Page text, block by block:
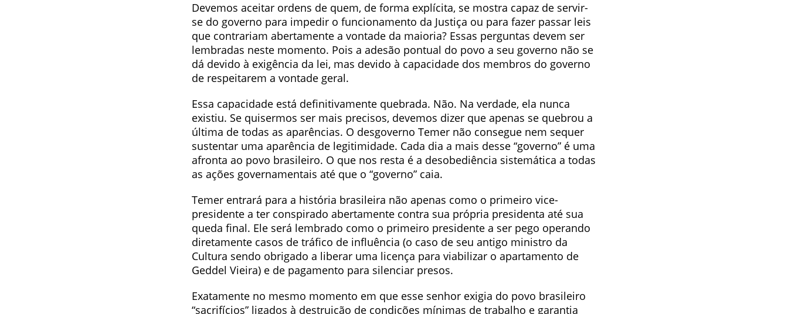
Devemos aceitar ordens de quem, de forma explícita, se mostra capaz de servir-
se do governo para impedir o funcionamento da Justiça ou para fazer passar leis
que contrariam abertamente a vontade da maioria? Essas perguntas devem ser
lembradas neste momento. Pois a adesão pontual do povo a seu governo não se
dá devido à exigência da lei, mas devido à capacidade dos membros do governo
de respeitarem a vontade geral.
Essa capacidade está definitivamente quebrada. Não. Na verdade, ela nunca
existiu. Se quisermos ser mais precisos, devemos dizer que apenas se quebrou a
última de todas as aparências. O desgoverno Temer não consegue nem sequer
sustentar uma aparência de legitimidade. Cada dia a mais desse “governo” é uma
afronta ao povo brasileiro. O que nos resta é a desobediência sistemática a todas
as ações governamentais até que o “governo” caia.
Temer entrará para a história brasileira não apenas como o primeiro vice-
presidente a ter conspirado abertamente contra sua própria presidenta até sua
queda final. Ele será lembrado como o primeiro presidente a ser pego operando
diretamente casos de tráfico de influência (o caso de seu antigo ministro da
Cultura sendo obrigado a liberar uma licença para viabilizar o apartamento de
Geddel Vieira) e de pagamento para silenciar presos.
Exatamente no mesmo momento em que esse senhor exigia do povo brasileiro
“sacrifícios” ligados à destruição de condições mínimas de trabalho e garantia